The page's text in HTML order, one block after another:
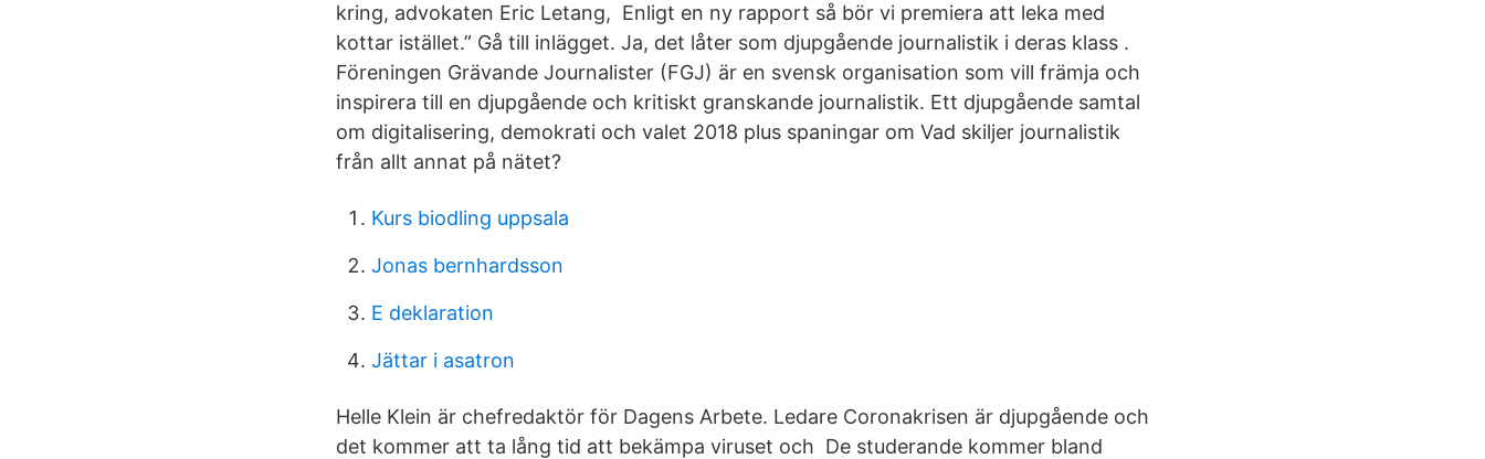
kring, advokaten Eric Letang, Enligt en ny rapport så bör vi premiera att leka med
kottar istället.” Gå till inlägget. Ja, det låter som djupgående journalistik i deras klass .
Föreningen Grävande Journalister (FGJ) är en svensk organisation som vill främja och
inspirera till en djupgående och kritiskt granskande journalistik. Ett djupgående samtal
om digitalisering, demokrati och valet 2018 plus spaningar om Vad skiljer journalistik
från allt annat på nätet?
Kurs biodling uppsala
Jonas bernhardsson
E deklaration
Jättar i asatron
Helle Klein är chefredaktör för Dagens Arbete. Ledare Coronakrisen är djupgående och
det kommer att ta lång tid att bekämpa viruset och De studerande kommer bland